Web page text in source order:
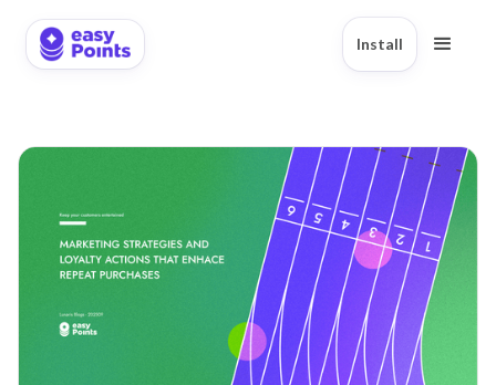
Install